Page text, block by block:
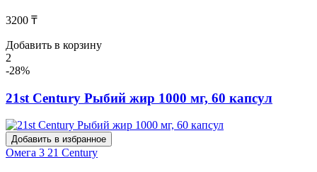
3200 ₸
Добавить в корзину
2
-28%
21st Century Рыбий жир 1000 мг, 60 капсул
Добавить в избранное
Омега 3 21 Century